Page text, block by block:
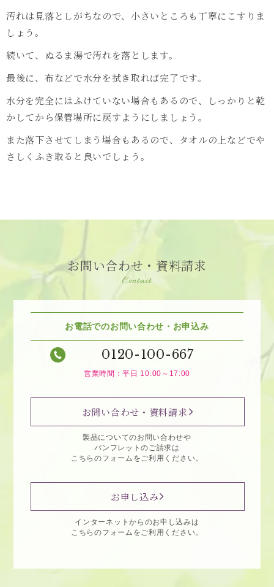
汚れは見落としがちなので、小さいところも丁寧にこすりま
しょう。
続いて、ぬるま湯で汚れを落とします。
最後に、布などで水分を拭き取れば完了です。
水分を完全にはふけていない場合もあるので、しっかりと乾
かしてから保管場所に戻すようにしましょう。
また落下させてしまう場合もあるので、タオルの上などでや
さしくふき取ると良いでしょう。
お問い合わせ・資料請求
Contact
お電話でのお問い合わせ・お申込み
0120-100-667
営業時間：平日 10:00～17:00
お問い合わせ・資料請求
製品についてのお問い合わせや
パンフレットのご請求は
こちらのフォームをご利用ください。
お申し込み
インターネットからのお申し込みは
こちらのフォームをご利用ください。